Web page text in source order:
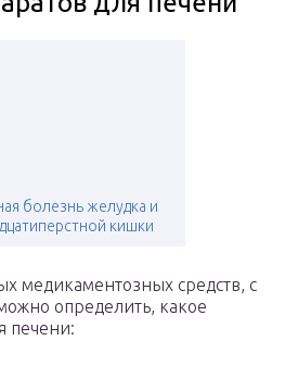
болезнь желудка и
кишки
медикаментозных средств, с
определить, какое
печени: